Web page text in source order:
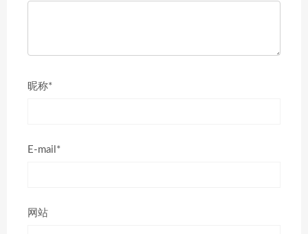
昵称*
E-mail*
网站